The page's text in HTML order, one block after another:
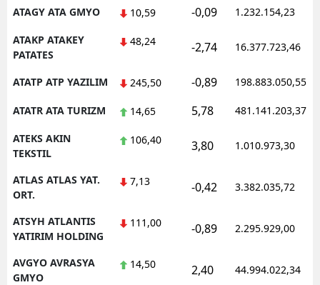
ATAGY ATA GMYO 10,59 -0,09 1.232.154,23
ATAKP ATAKEY
PATATES
48,24 -2,74 16.377.723,46
ATATP ATP YAZILIM 245,50 -0,89 198.883.050,55
ATATR ATA TURIZM 14,65 5,78 481.141.203,37
ATEKS AKIN
TEKSTIL
106,40 3,80 1.010.973,30
ATLAS ATLAS YAT.
ORT.
7,13 -0,42 3.382.035,72
ATSYH ATLANTIS
YATIRIM HOLDING
111,00 -0,89 2.295.929,00
AVGYO AVRASYA
GMYO
14,50 2,40 44.994.022,34